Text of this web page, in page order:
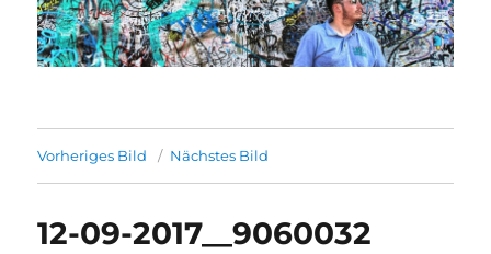
Vorheriges Bild Nächstes Bild
12-09-2017__9060032